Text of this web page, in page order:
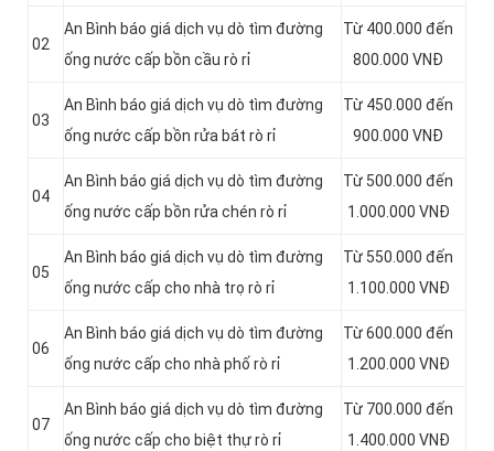
02
An Bình báo giá dịch vụ dò tìm đường
ống nước cấp bồn cầu rò rỉ
Từ 400.000 đến
800.000 VNĐ
03
An Bình báo giá dịch vụ dò tìm đường
ống nước cấp bồn rửa bát rò rỉ
Từ 450.000 đến
900.000 VNĐ
04
An Bình báo giá dịch vụ dò tìm đường
ống nước cấp bồn rửa chén rò rỉ
Từ 500.000 đến
1.000.000 VNĐ
05
An Bình báo giá dịch vụ dò tìm đường
ống nước cấp cho nhà trọ rò rỉ
Từ 550.000 đến
1.100.000 VNĐ
06
An Bình báo giá dịch vụ dò tìm đường
ống nước cấp cho nhà phố rò rỉ
Từ 600.000 đến
1.200.000 VNĐ
07
An Bình báo giá dịch vụ dò tìm đường
ống nước cấp cho biệt thự rò rỉ
Từ 700.000 đến
1.400.000 VNĐ